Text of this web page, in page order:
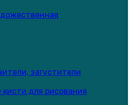
загустители
для рисования